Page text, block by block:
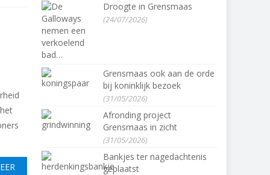
Droogte in Grensmaas
(24/07/2026)
Grensmaas ook aan de orde
bij koninklijk bezoek
(31/05/2026)
Afronding project
Grensmaas in zicht
(31/05/2026)
Bankjes ter nagedachtenis
geplaatst